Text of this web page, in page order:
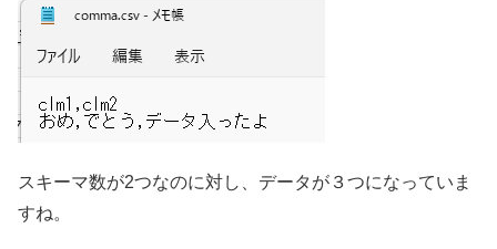
スキーマ数が2つなのに対し、データが３つになっていま
すね。